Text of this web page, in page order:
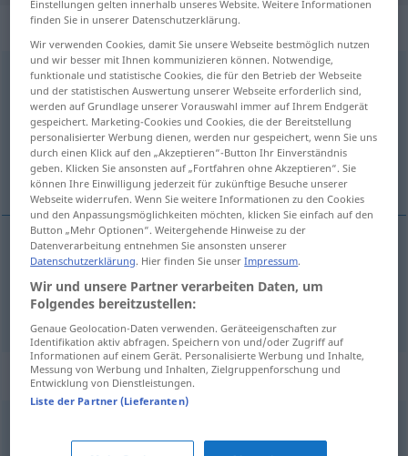
„Marginalie“: Femininum
Marginalie [margiˈnaːliə]f <Marginalie ;Marginalien>
Übersicht aller Übersetzungen
(Für mehr Details die Übersetzung anklicken/antippen)
annotation, problème annexe
annotationf Marginalie
problèmemannexe Marginalie
Synonyme für "Marginalie"
Pillepalle (ugs.),Nebensächlichkeit,Kleckerkram (ugs.)
Einstellungen gelten innerhalb unseres Website. Weitere Informationen
finden Sie in unserer Datenschutzerklärung.
Wir verwenden Cookies, damit Sie unsere Webseite bestmöglich nutzen
und wir besser mit Ihnen kommunizieren können. Notwendige,
funktionale und statistische Cookies, die für den Betrieb der Webseite
und der statistischen Auswertung unserer Webseite erforderlich sind,
werden auf Grundlage unserer Vorauswahl immer auf Ihrem Endgerät
gespeichert. Marketing-Cookies und Cookies, die der Bereitstellung
personalisierter Werbung dienen, werden nur gespeichert, wenn Sie uns
durch einen Klick auf den „Akzeptieren“-Button Ihr Einverständnis
geben. Klicken Sie ansonsten auf „Fortfahren ohne Akzeptieren“. Sie
können Ihre Einwilligung jederzeit für zukünftige Besuche unserer
Webseite widerrufen. Wenn Sie weitere Informationen zu den Cookies
und den Anpassungsmöglichkeiten möchten, klicken Sie einfach auf den
Button „Mehr Optionen“. Weitergehende Hinweise zu der
Datenverarbeitung entnehmen Sie ansonsten unserer
Datenschutzerklärung. Hier finden Sie unserImpressum.
Wir und unsere Partner verarbeiten Daten, um
Folgendes bereitzustellen:
Genaue Geolocation-Daten verwenden. Geräteeigenschaften zur
Identifikation aktiv abfragen. Speichern von und/oder Zugriff auf
Informationen auf einem Gerät. Personalisierte Werbung und Inhalte,
Messung von Werbung und Inhalten, Zielgruppenforschung und
Entwicklung von Dienstleistungen.
Liste der Partner (Lieferanten)